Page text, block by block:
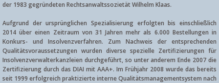
der 1983 gegründeten Rechtsanwaltssozietät Wilhelm Klaas.
Aufgrund der ursprünglichen Spezialisierung erfolgten bis einschließlich
2014 über einen Zeitraum von 31 Jahren mehr als 6.000 Bestellungen in
Konkurs- und Insolvenzverfahren. Zum Nachweis der entsprechenden
Qualitätsvoraussetzungen wurden diverse spezielle Zertifizierungen für
Insolvenzverwalterkanzleien durchgeführt, so unter anderem Ende 2007 die
Zertifizierung durch das DIAI mit AAA+. Im Frühjahr 2008 wurde das bereits
seit 1999 erfolgreich praktizierte interne Qualitätsmanagementsystem nach